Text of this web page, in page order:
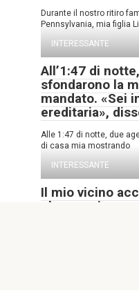
Durante il nostro ritiro
Pennsylvania, mia figlia
INTERESSANTE
All’1:47 di
sfondarono la
mandato. «Sei
ereditaria»,
Alle 1:47 di notte, due
di casa mia mostrando
INTERESSANTE
Il mio vicino
che era cieco,